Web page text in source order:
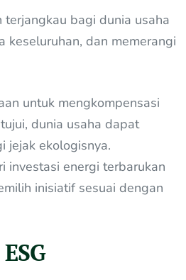
bagi dunia usaha
keseluruhan, dan memerangi
untuk mengkompensasi
dunia usaha dapat
jejak ekologisnya.
investasi energi terbarukan
inisiatif sesuai dengan